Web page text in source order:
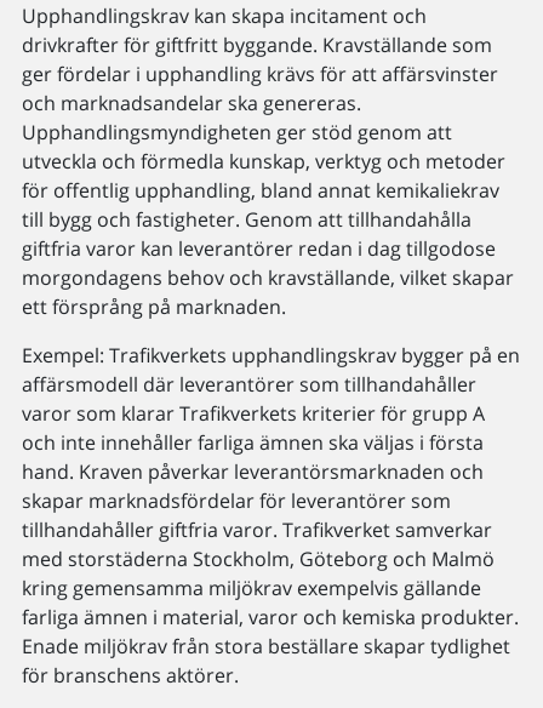
Upphandlingskrav kan skapa incitament och
drivkrafter för giftfritt byggande. Kravställande som
ger fördelar i upphandling krävs för att affärsvinster
och marknadsandelar ska genereras.
Upphandlingsmyndigheten ger stöd genom att
utveckla och förmedla kunskap, verktyg och metoder
för offentlig upphandling, bland annat kemikaliekrav
till bygg och fastigheter. Genom att tillhandahålla
giftfria varor kan leverantörer redan i dag tillgodose
morgondagens behov och kravställande, vilket skapar
ett försprång på marknaden.
Exempel: Trafikverkets upphandlingskrav bygger på en
affärsmodell där leverantörer som tillhandahåller
varor som klarar Trafikverkets kriterier för grupp A
och inte innehåller farliga ämnen ska väljas i första
hand. Kraven påverkar leverantörsmarknaden och
skapar marknadsfördelar för leverantörer som
tillhandahåller giftfria varor. Trafikverket samverkar
med storstäderna Stockholm, Göteborg och Malmö
kring gemensamma miljökrav exempelvis gällande
farliga ämnen i material, varor och kemiska produkter.
Enade miljökrav från stora beställare skapar tydlighet
för branschens aktörer.